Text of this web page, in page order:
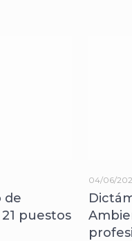
de
puestos
04/06/